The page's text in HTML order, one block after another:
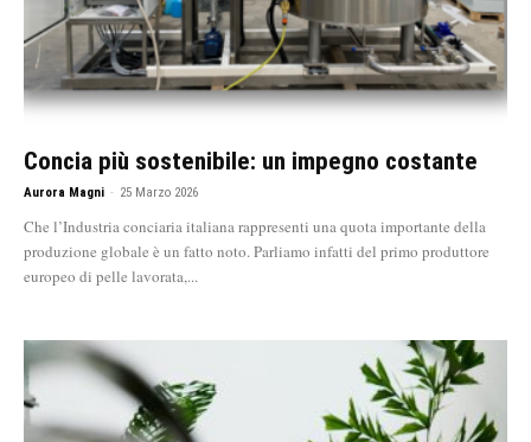
Concia più sostenibile: un impegno costante
Aurora Magni - 25 Marzo 2026
Che l’Industria conciaria italiana rappresenti una quota importante della
produzione globale è un fatto noto. Parliamo infatti del primo produttore
europeo di pelle lavorata,...